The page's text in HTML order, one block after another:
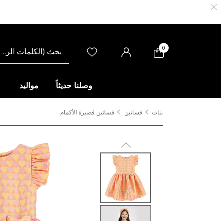
0
وصلنا حديثاً مواليد
بنات فساتين
فساتين قصيرة الأكمام